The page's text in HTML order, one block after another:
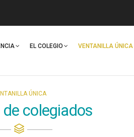
EL COLEGIO VENTANILLA ÚNICA
ÚNICA
colegiados